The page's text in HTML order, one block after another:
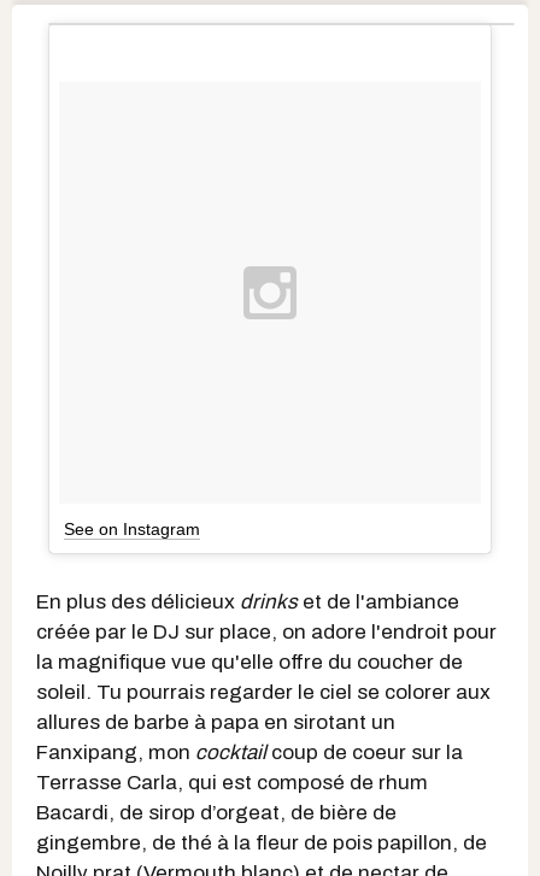
See on Instagram
En plus des délicieux drinkset de l'ambiance
créée par le DJ sur place, on adore l'endroit pour
la magnifique vue qu'elle offre du coucher de
soleil. Tu pourrais regarder le ciel se colorer aux
allures de barbe à papa en sirotant un
Fanxipang, mon cocktailcoup de coeur sur la
Terrasse Carla, qui est composé de rhum
Bacardi, de sirop d’orgeat, de bière de
gingembre, de thé à la fleur de pois papillon, de